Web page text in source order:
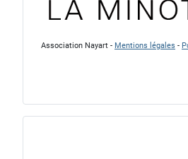
Association Nayart - Mentions légales -